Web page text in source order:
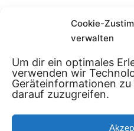
Cookie-
verwalten
Um dir ein optimales
verwenden wir
Geräteinformationen
darauf zuzugreifen.
Gutenbergstraße 88/1
70197 Stuttgart
hello@brussobaum.de
(+49) 711 / 342